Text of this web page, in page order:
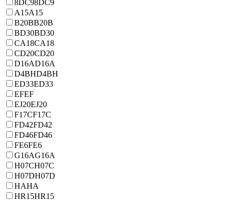
8DC98DC9
A15A15
B20BB20B
BD30BD30
CA18CA18
CD20CD20
D16AD16A
D4BHD4BH
ED33ED33
EFEF
EJ20EJ20
F17CF17C
FD42FD42
FD46FD46
FE6FE6
G16AG16A
H07CH07C
H07DH07D
HAHA
HR15HR15